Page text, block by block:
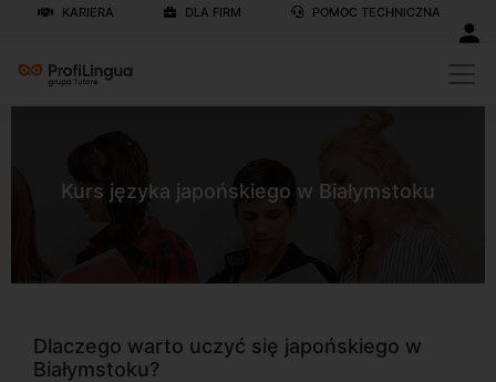
KARIERA DLA FIRM POMOC TECHNICZNA
Kurs języka japońskiego w Białymstoku
Dlaczego warto uczyć się japońskiego w
Białymstoku?